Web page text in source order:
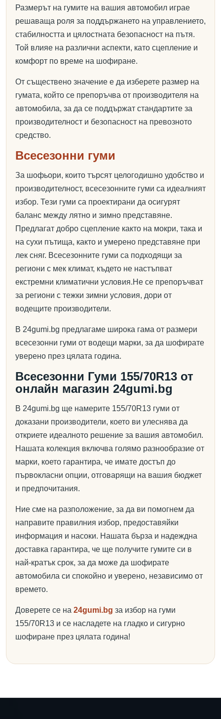
Размерът на гумите на вашия автомобил играе
решаваща роля за поддържането на управлението,
стабилността и цялостната безопасност на пътя.
Той влияе на различни аспекти, като сцепление и
комфорт по време на шофиране.
От съществено значение е да изберете размер на
гумата, който се препоръчва от производителя на
автомобила, за да се поддържат стандартите за
производителност и безопасност на превозното
средство.
Всесезонни гуми
За шофьори, които търсят целогодишно удобство и
производителност, всесезонните гуми са идеалният
избор. Тези гуми са проектирани да осигурят
баланс между лятно и зимно представяне.
Предлагат добро сцепление както на мокри, така и
на сухи пътища, както и умерено представяне при
лек сняг. Всесезонните гуми са подходящи за
региони с мек климат, където не настъпват
екстремни климатични условия.Не се препоръчват
за региони с тежки зимни условия, дори от
водещите производители.
В 24gumi.bg предлагаме широка гама от размери
всесезонни гуми от водещи марки, за да шофирате
уверено през цялата година.
Всесезонни Гуми 155/70R13 от
онлайн магазин 24gumi.bg
В 24gumi.bg ще намерите 155/70R13 гуми от
доказани производители, което ви улеснява да
откриете идеалното решение за вашия автомобил.
Нашата колекция включва голямо разнообразие от
марки, което гарантира, че имате достъп до
първокласни опции, отговарящи на вашия бюджет
и предпочитания.
Ние сме на разположение, за да ви помогнем да
направите правилния избор, предоставяйки
информация и насоки. Нашата бърза и надеждна
доставка гарантира, че ще получите гумите си в
най-кратък срок, за да може да шофирате
автомобила си спокойно и уверено, независимо от
времето.
Доверете се на 24gumi.bg за избор на гуми
155/70R13 и се насладете на гладко и сигурно
шофиране през цялата година!